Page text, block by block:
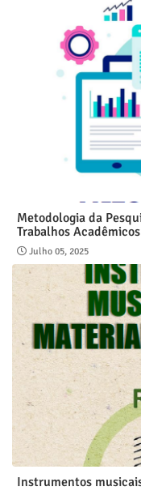
Metodologia da
Trabalhos Acadêmicos
Julho 05, 2025
Instrumentos